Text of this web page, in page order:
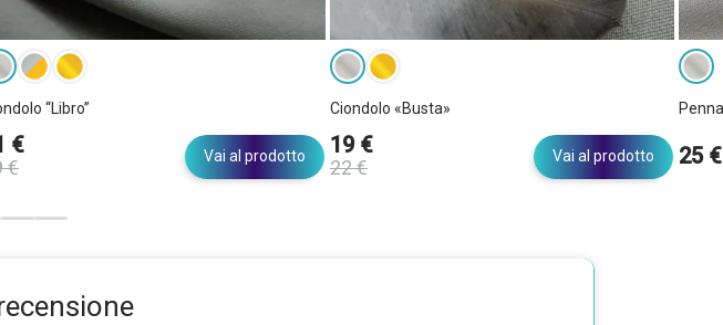
“Libro”
€
€
Vai al prodotto
Ciondolo «Busta»
19 €
22 €
Vai al prodotto 25 €